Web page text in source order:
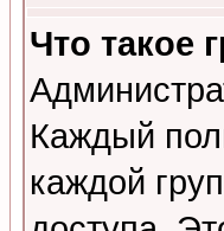
Что такое
Каждый
каждой